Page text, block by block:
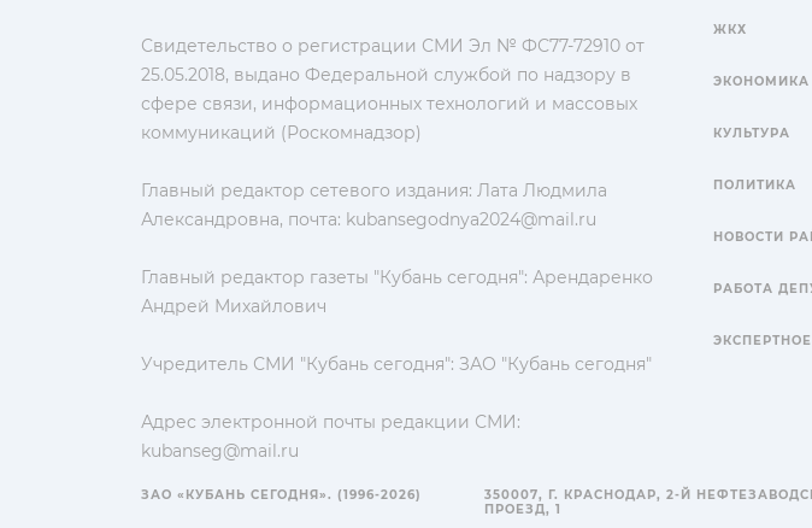
Свидетельство о регистрации СМИ Эл № ФС77-72910 от
25.05.2018, выдано Федеральной службой по надзору в
сфере связи, информационных технологий и массовых
коммуникаций (Роскомнадзор)
Главный редактор сетевого издания: Лата Людмила
Александровна, почта: kubansegodnya2024@mail.ru
Главный редактор газеты "Кубань сегодня": Арендаренко
Андрей Михайлович
Учредитель СМИ "Кубань сегодня": ЗАО "Кубань сегодня"
Адрес электронной почты редакции СМИ:
kubanseg@mail.ru
ЖКХ
ЭКОНОМИКА
КУЛЬТУРА
ПОЛИТИКА
НОВОСТИ
РАБОТА
ЗАО «КУБАНЬ СЕГОДНЯ». (1996-2026)
350007, Г. КРАСНОДАР, 2-Й
ПРОЕЗД, 1